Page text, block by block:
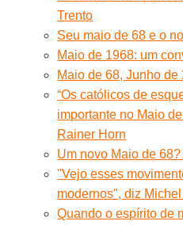
Trento
Seu maio de 68 e o
Maio de 1968: um
Maio de 68, Junho de
“Os católicos de
importante no Maio
Rainer Horn
Um novo Maio de
''Vejo esses
modernos'', diz
Quando o espírito de